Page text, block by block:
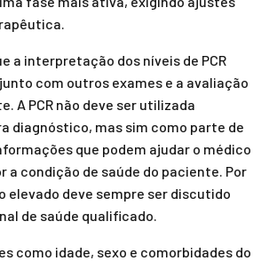
a interpretação dos níveis de PCR
com outros exames e a avaliação
A PCR não deve ser utilizada
diagnóstico, mas sim como parte de
que podem ajudar o médico
a condição de saúde do paciente. Por
elevado deve sempre ser discutido
de saúde qualificado.
como idade, sexo e comorbidades do